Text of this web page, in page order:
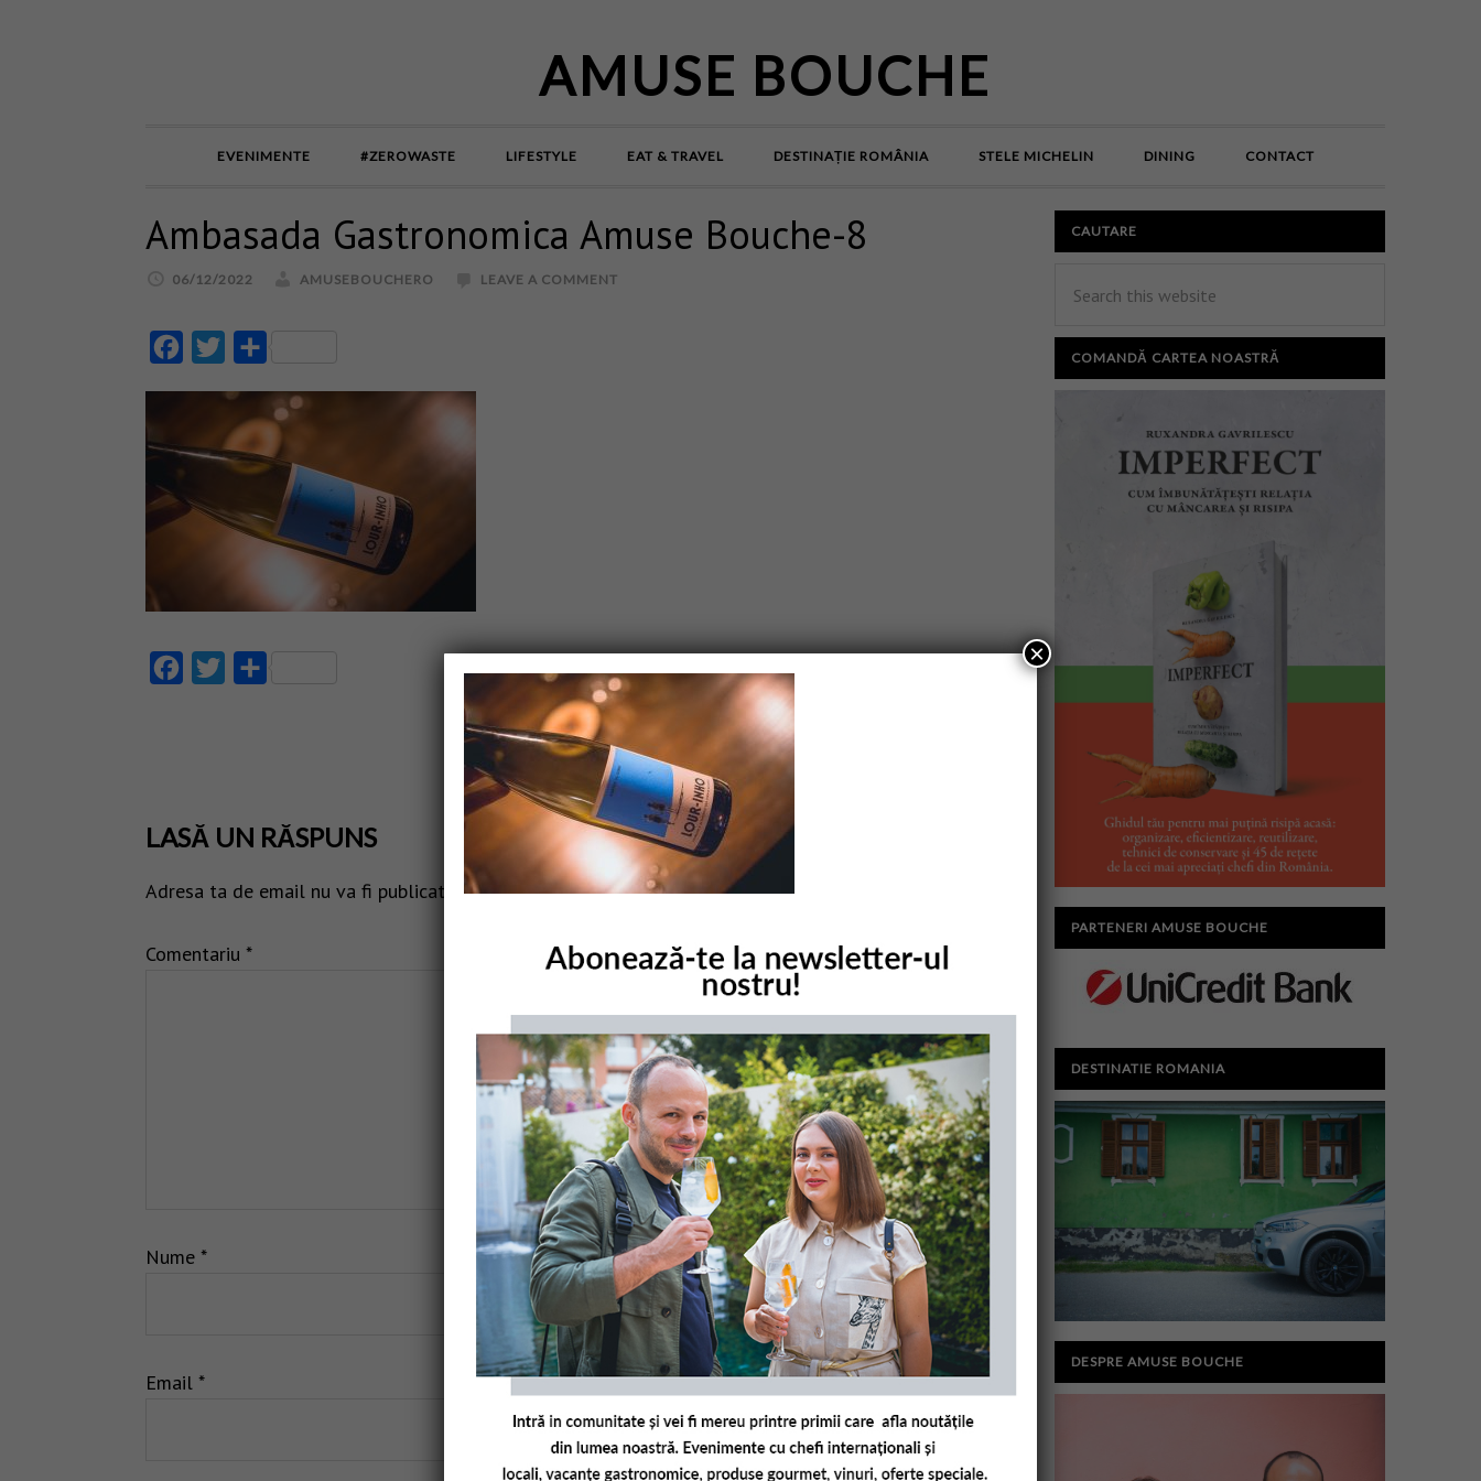
AMUSE BOUCHE
EVENIMENTE #ZEROWASTE LIFESTYLE EAT & TRAVEL DESTINAȚIE ROMÂNIA STELE MICHELIN DINING CONTACT
Ambasada Gastronomica Amuse Bouche-8
06/12/2022 AMUSEBOUCHERO LEAVE A COMMENT
FacebookTwitter
FacebookTwitter
LASĂ UN RĂSPUNS
Adresa ta de email nu va fi publicată. Câmpurile obligatorii sunt marcate cu*
Comentariu *
Nume *
Email *
CAUTARE
COMANDĂ CARTEA NOASTRĂ
PARTENERI AMUSE BOUCHE
DESTINATIE ROMANIA
DESPRE AMUSE BOUCHE
×